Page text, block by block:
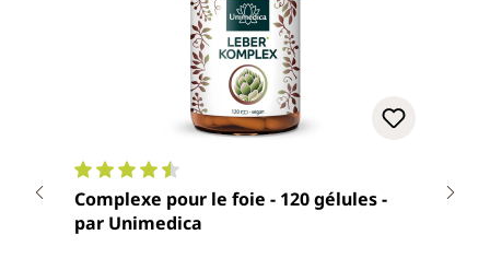
Note moyenne de 4.6 sur 5 étoiles
Complexe pour le foie - 120 gélules -
par Unimedica